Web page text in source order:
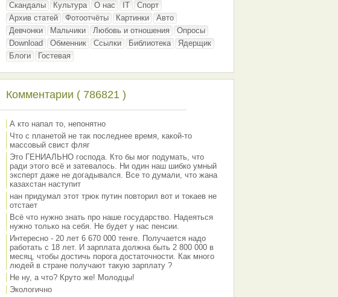
Скандалы
Культура О нас IT
Спорт
Архив статей
Фотоотчёты Картинки
Авто
Девчонки
Мальчики Любовь и отношения
Опросы
Download
Обменник Ссылки Библиотека
Ядерщик
Блоги
Гостевая
Комментарии ( 786821 )
А кто напал то, непонятно
Что с планетой не так последнее время, какой-то
массовый свист фляг
Это ГЕНИАЛЬНО господа. Кто бы мог подумать, что
ради этого всё и затевалось. Ни один наш шибко умный
эксперт даже не догадывался. Все то думали, что жана
казахстан наступит
нан придумал этот трюк путин повторил вот и токаев не
отстает
Всё что нужно знать про наше государство. Надеяться
нужно только на себя. Не будет у нас пенсии.
Интересно - 20 лет 6 670 000 тенге. Получается надо
работать с 18 лет. И зарплата должна быть 2 800 000 в
месяц, чтобы достичь порога достаточности. Как много
людей в стране получают такую зарплату ?
Не ну, а что? Круто же! Молодцы!
Экологично